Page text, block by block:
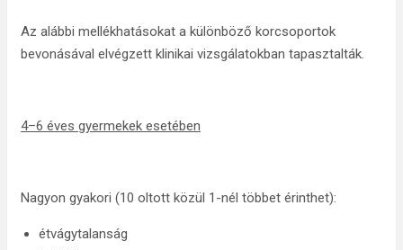
Az alábbi mellékhatásokat a különböző korcsoportok
bevonásával elvégzett klinikai vizsgálatokban tapasztalták.
4–6 éves gyermekek esetében
Nagyon gyakori (10 oltott közül 1-nél többet érinthet):
étvágytalanság